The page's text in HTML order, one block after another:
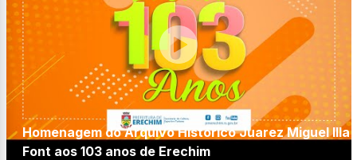
Homenagem do Arquivo Histórico Juarez Miguel Illa
Font aos 103 anos de Erechim